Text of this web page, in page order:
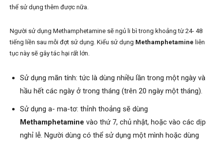
thể sử dụng thêm được nữa.
Người sử dụng Methamphetamine sẽ ngủ li bì trong khoảng từ 24- 48
tiếng liền sau mỗi đợt sử dụng. Kiểu sử dụng Methamphetamine liên
tục này sẽ gây tác hại rất lớn.
Sử dụng mãn tính: tức là dùng nhiều lần trong một ngày và
hầu hết các ngày ở trong tháng (trên 20 ngày một tháng).
Sử dụng a- ma-tơ: thỉnh thoảng sẽ dùng
Methamphetamine vào thứ 7, chủ nhật, hoặc vào các dịp
nghỉ lễ. Người dùng có thể sử dụng một mình hoặc dùng